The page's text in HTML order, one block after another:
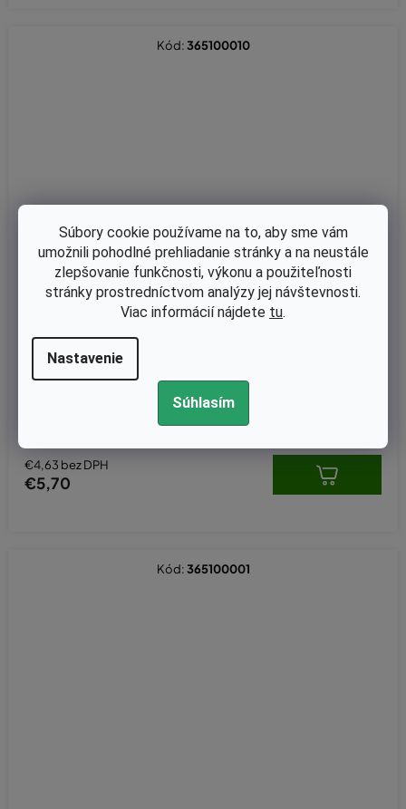
Súbory cookie používame na to, aby sme vám
umožnili pohodlné prehliadanie stránky a na neustále
zlepšovanie funkčnosti, výkonu a použiteľnosti
stránky prostredníctvom analýzy jej návštevnosti.
Viac informácií nájdete tu.
Nastavenie
Súhlasím
10
€4,63 bez DPH
€5,70
Kód:365100010
Kód:365100001